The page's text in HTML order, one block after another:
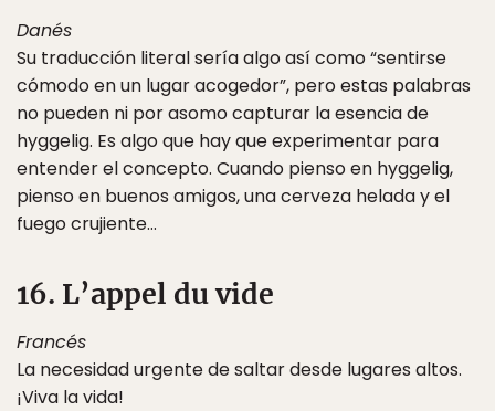
Danés
Su traducción literal sería algo así como “sentirse
cómodo en un lugar acogedor”, pero estas palabras
no pueden ni por asomo capturar la esencia de
hyggelig. Es algo que hay que experimentar para
entender el concepto. Cuando pienso en hyggelig,
pienso en buenos amigos, una cerveza helada y el
fuego crujiente…
16. L’appel du vide
Francés
La necesidad urgente de saltar desde lugares altos.
¡Viva la vida!